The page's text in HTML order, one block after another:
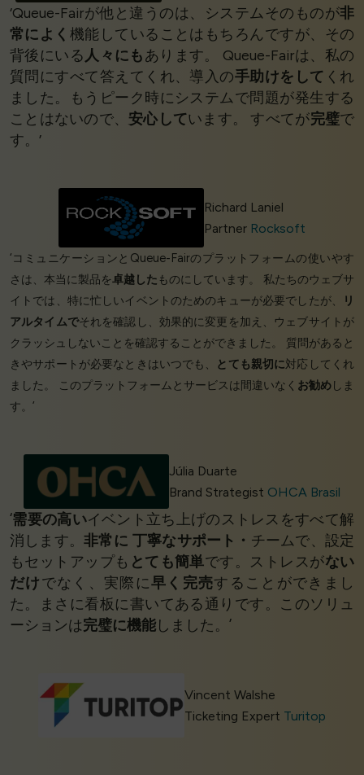
‘Queue-Fairが他と違うのは、システムそのものが非
常によく 機能していることはもちろんですが、その
背後にいる 人々にもあります。 Queue-Fairは、私の
質問にすべて答えてくれ、導入の手助けをして くれ
ました。もうピーク時にシステムで問題が発生する
ことはないので、 安心しています。 すべてが完璧で
す。’
Richard Laniel
Partner Rocksoft
‘コミュニケーションとQueue-Fairのプラットフォームの使いやす
さは、本当に製品を卓越した ものにしています。 私たちのウェブサ
イトでは、特に忙しいイベントのためのキューが必要でしたが、
リ
アルタイムでそれを確認し、効果的に変更を加え、ウェブサイトが
クラッシュしないことを確認することができました。 質問があると
きやサポートが必要なときはいつでも、 とても親切に対応してくれ
ました。 このプラットフォームとサービスは間違いなく お勧めしま
す。’
Júlia Duarte
Brand Strategist OHCA Brasil
‘需要の高いイベント立ち上げのストレスをすべて解
消します。非常に 丁寧なサポート・ チームで、設定
もセットアップも とても簡単です。ストレスがない
だけでなく、実際に早く完売することができまし
た。まさに看板に書いてある通りです。このソリュ
ーションは完璧に機能しました。’
Vincent Walshe
Ticketing Expert Turitop